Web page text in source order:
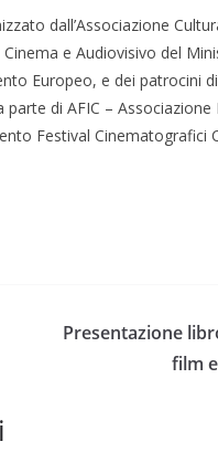
dall’Associazione
e Audiovisivo del
Europeo, e dei patrocini
di AFIC – Associazione
Festival Cinematografici
Presentazione
film